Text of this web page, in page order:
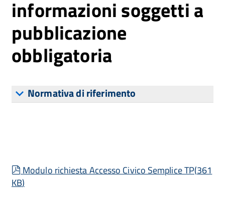
informazioni soggetti a
pubblicazione
obbligatoria
Normativa di riferimento
pdf
Modulo richiesta Accesso Civico Semplice TP(361
KB)